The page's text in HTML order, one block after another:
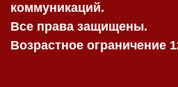
коммуникаций.
Все права защищены.
Возрастное ограничение